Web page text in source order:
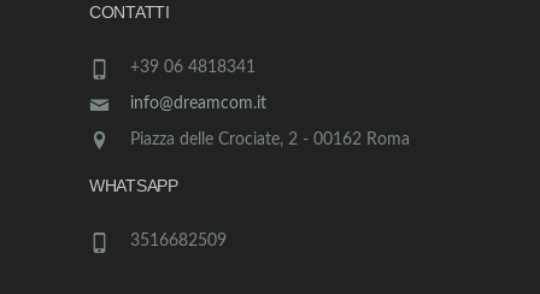
CONTATTI
+39 06 4818341
info@dreamcom.it
Piazza delle Crociate, 2 - 00162 Roma
WHATSAPP
3516682509